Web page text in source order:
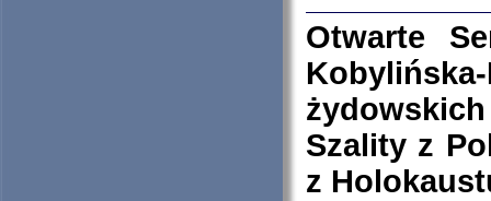
Otwarte
Szality z
z